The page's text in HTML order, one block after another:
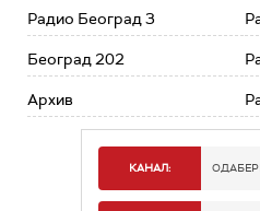
Радио Београд 3
Београд 202
Архив
КАНАЛ: